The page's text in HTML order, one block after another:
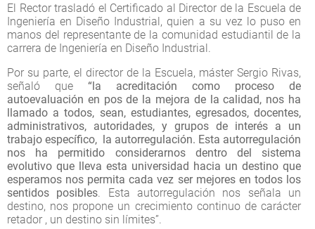
El Rector trasladó el Certificado al Director de la Escuela de
Ingeniería en Diseño Industrial, quien a su vez lo puso en
manos del representante de la comunidad estudiantil de la
carrera de Ingeniería en Diseño Industrial.
Por su parte, el director de la Escuela, máster Sergio Rivas,
señaló que “la acreditación como proceso de
autoevaluación en pos de la mejora de la calidad, nos ha
llamado a todos, sean, estudiantes, egresados, docentes,
administrativos, autoridades, y grupos de interés a un
trabajo específico, la autorregulación. Esta autorregulación
nos ha permitido considerarnos dentro del sistema
evolutivo que lleva esta universidad hacia un destino que
esperamos nos permita cada vez ser mejores en todos los
sentidos posibles. Esta autorregulación nos señala un
destino, nos propone un crecimiento continuo de carácter
retador , un destino sin límites”.